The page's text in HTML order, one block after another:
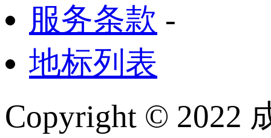
服务条款 -
地标列表
Copyright © 2022